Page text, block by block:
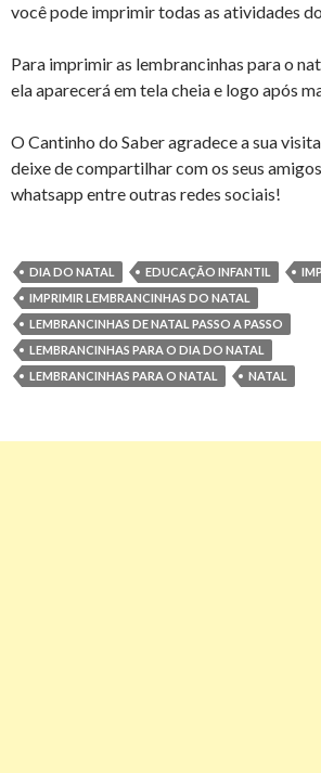
você pode imprimir todas as atividades
Para imprimir as lembrancinhas para o
ela aparecerá em tela cheia e logo após
O Cantinho do Saber agradece a sua
deixe de compartilhar com os seus
whatsapp entre outras redes sociais!
DIA DO NATAL EDUCAÇÃO INFANTIL
IMPRIMIR LEMBRANCINHAS DO NATAL
LEMBRANCINHAS DE NATAL PASSO A PASSO
LEMBRANCINHAS PARA O DIA DO NATAL
LEMBRANCINHAS PARA O NATAL
NATAL